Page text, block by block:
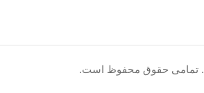
. تمامی حقوق محفوظ است.